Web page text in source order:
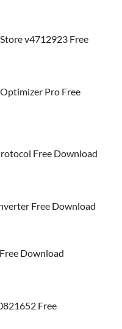
v4712923 Free
Pro Free
Free Download
Free Download
Download
Free